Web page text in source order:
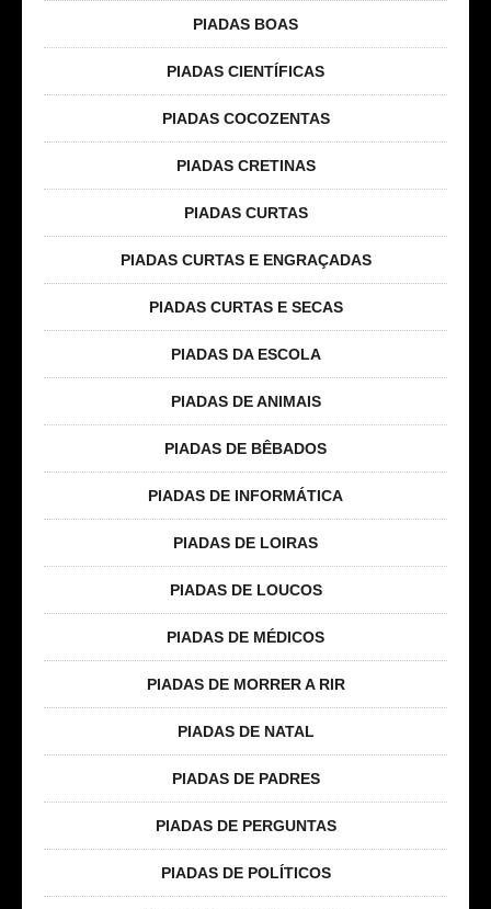
PIADAS BOAS
PIADAS CIENTÍFICAS
PIADAS COCOZENTAS
PIADAS CRETINAS
PIADAS CURTAS
PIADAS CURTAS E ENGRAÇADAS
PIADAS CURTAS E SECAS
PIADAS DA ESCOLA
PIADAS DE ANIMAIS
PIADAS DE BÊBADOS
PIADAS DE INFORMÁTICA
PIADAS DE LOIRAS
PIADAS DE LOUCOS
PIADAS DE MÉDICOS
PIADAS DE MORRER A RIR
PIADAS DE NATAL
PIADAS DE PADRES
PIADAS DE PERGUNTAS
PIADAS DE POLÍTICOS